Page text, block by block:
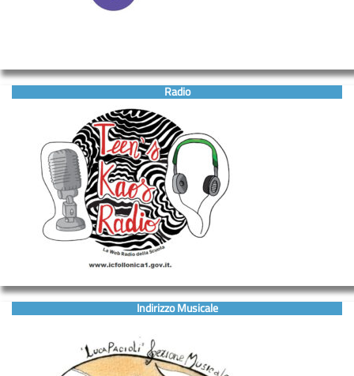
Radio
Indirizzo Musicale